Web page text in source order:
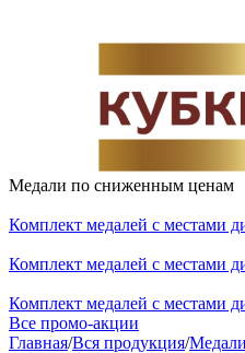
Медали по сниженным ценам
Комплект медалей с местами
Комплект медалей с местами
Комплект медалей с местами
Все промо-акции
Главная/Вся продукция/Медали